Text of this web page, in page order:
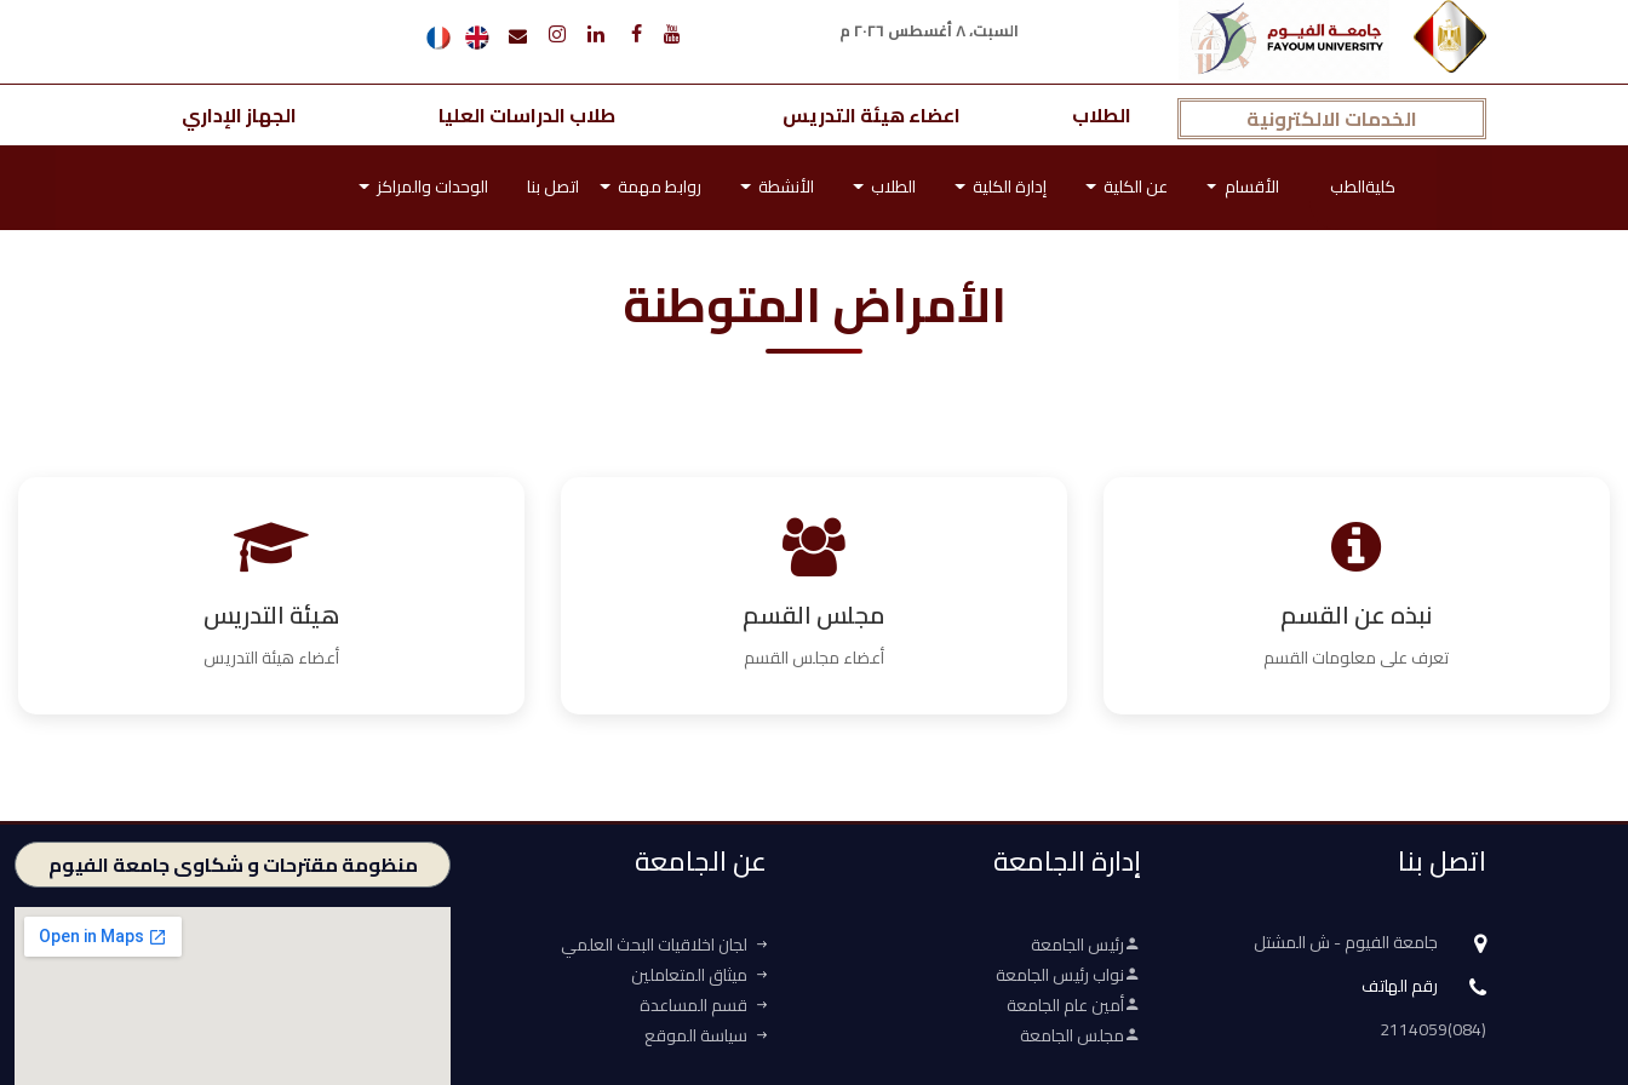
السبت، ٨ أغسطس ٢٠٢٦ م
الخدمات الالكترونية الطلاب اعضاء هيئة التدريس طلاب الدراسات العليا الجهاز الإداري
كليةالطب الأقسام عن الكلية إدارة الكلية الطلاب الأنشطة روابط مهمة اتصل بنا الوحدات والمراكز
الأمراض المتوطنة
هيئة التدريس
أعضاء هيئة التدريس
مجلس القسم
أعضاء مجلس القسم
نبذه عن القسم
تعرف على معلومات القسم
اتصل بنا
جامعة الفيوم - ش المشتل
رقم الهاتف
(084)2114059
إدارة الجامعة
رئيس الجامعة
نواب رئيس الجامعة
أمين عام الجامعة
مجلس الجامعة
عن الجامعة
لجان اخلاقيات البحث العلمي
ميثاق المتعاملين
قسم المساعدة
سياسة الموقع
منظومة مقترحات و شكاوى جامعة الفيوم